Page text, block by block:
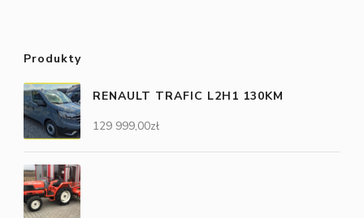
Produkty
RENAULT TRAFIC L2H1 130KM
129 999,00zł